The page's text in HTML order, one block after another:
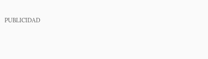
PUBLICIDAD